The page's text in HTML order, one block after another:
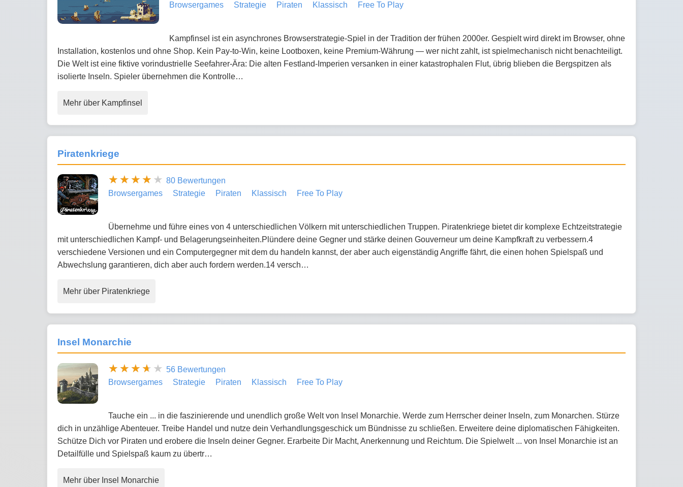
Browsergames
Strategie Piraten Klassisch Free To Play
Kampfinsel ist ein asynchrones Browserstrategie-Spiel in der Tradition der frühen 2000er. Gespielt wird direkt im Browser, ohne
Installation, kostenlos und ohne Shop. Kein Pay-to-Win, keine Lootboxen, keine Premium-Währung — wer nicht zahlt, ist spielmechanisch nicht benachteiligt.
Die Welt ist eine fiktive vorindustrielle Seefahrer-Ära: Die alten Festland-Imperien versanken in einer katastrophalen Flut, übrig blieben die Bergspitzen als
isolierte Inseln. Spieler übernehmen die Kontrolle…
Mehr über Kampfinsel
Piratenkriege
80 Bewertungen
Browsergames
Strategie Piraten Klassisch Free To Play
Übernehme und führe eines von 4 unterschiedlichen Völkern mit unterschiedlichen Truppen. Piratenkriege bietet dir komplexe Echtzeitstrategie
mit unterschiedlichen Kampf- und Belagerungseinheiten.Plündere deine Gegner und stärke deinen Gouverneur um deine Kampfkraft zu verbessern.4
verschiedene Versionen und ein Computergegner mit dem du handeln kannst, der aber auch eigenständig Angriffe fährt, die einen hohen Spielspaß und
Abwechslung garantieren, dich aber auch fordern werden.14 versch…
Mehr über Piratenkriege
Insel Monarchie
56 Bewertungen
Browsergames
Strategie Piraten Klassisch Free To Play
Tauche ein ... in die faszinierende und unendlich große Welt von Insel Monarchie. Werde zum Herrscher deiner Inseln, zum Monarchen. Stürze
dich in unzählige Abenteuer. Treibe Handel und nutze dein Verhandlungsgeschick um Bündnisse zu schließen. Erweitere deine diplomatischen Fähigkeiten.
Schütze Dich vor Piraten und erobere die Inseln deiner Gegner. Erarbeite Dir Macht, Anerkennung und Reichtum. Die Spielwelt ... von Insel Monarchie ist an
Detailfülle und Spielspaß kaum zu übertr…
Mehr über Insel Monarchie